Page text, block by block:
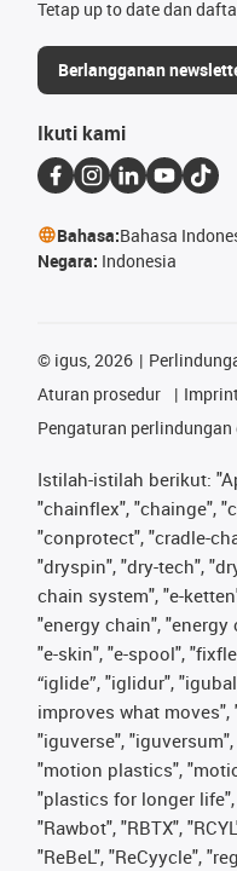
Tetap up to date dan
Berlangganan
Ikuti kami
Bahasa:Bahasa
Negara: Indonesia
© igus, 2026
Aturan prosedur
Pengaturan perlindungan
Istilah-istilah berikut:
"chainflex", "chainge",
"conprotect", "cradle-
"dryspin", "dry-tech",
chain system", "e-
"energy chain",
"e-skin", "e-spool",
“iglide”, "iglidur",
improves what moves",
"iguverse",
"motion plastics",
"plastics for longer
"Rawbot", "RBTX",
"ReBeL", "ReCyycle",